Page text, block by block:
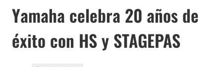
Yamaha celebra 20 años de
éxito con HS y STAGEPAS